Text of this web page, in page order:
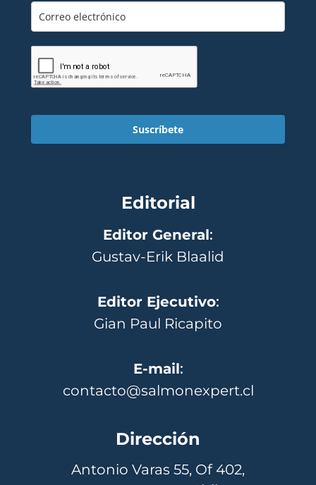
Suscríbete
Editorial
Editor General:
Gustav-Erik Blaalid
Editor Ejecutivo:
Gian Paul Ricapito
E-mail:
contacto@salmonexpert.cl
Dirección
Antonio Varas 55, Of 402,